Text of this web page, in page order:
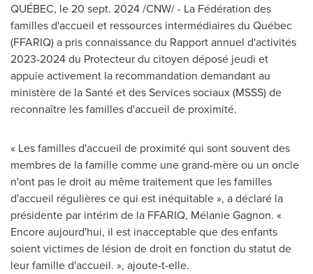
QUÉBEC, le20 sept. 2024/CNW/ - La Fédération des
familles d'accueil et ressources intermédiaires du Québec
(FFARIQ) a pris connaissance du Rapport annuel d'activités
2023-2024 du Protecteur du citoyen déposé jeudi et
appuie activement la recommandation demandant au
ministère de la Santé et des Services sociaux (MSSS) de
reconnaître les familles d'accueil de proximité.
« Les familles d'accueil de proximité qui sont souvent des
membres de la famille comme une grand-mère ou un oncle
n'ont pas le droit au même traitement que les familles
d'accueil régulières ce qui est inéquitable », a déclaré la
présidente par intérim de la FFARIQ, Mélanie Gagnon. «
Encore aujourd'hui, il est inacceptable que des enfants
soient victimes de lésion de droit en fonction du statut de
leur famille d'accueil. », ajoute-t-elle.